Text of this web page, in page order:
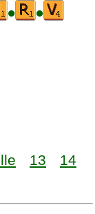
• •
13
14